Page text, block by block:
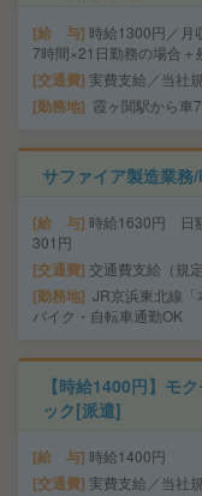
給 与 時給1300円／月
7時間×21日勤務の場合＋
交通費 実費支給／当社規
勤務地 霞ヶ関駅から車
サファイア製造業
給 与 時給1630円 日
301円
交通費 交通費支給（規定
勤務地 JR京浜東北線
バイク・自転車通勤OK
【時給1400円】モ
ック[派遣]
給 与 時給1400円
交通費 実費支給／当社規